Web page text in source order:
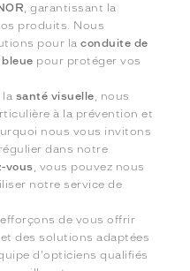
, garantissant la
produits. Nous
pour laconduite de
pour protéger vos
santé visuelle , nous
à la prévention et
nous vous invitons
régulier dans notre
vous , vous pouvez nous
notre service de
de vous offrir
des solutions adaptées
d'opticiens qualifiés